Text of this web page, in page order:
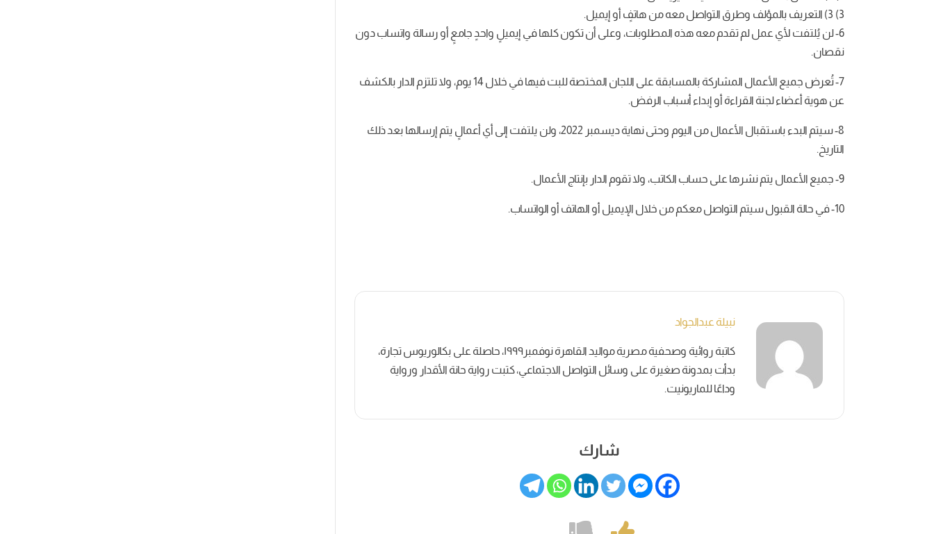
3) 3) التعريف بالمؤلف وطرق التواصل معه من هاتفٍ أو إيميل.
6- لن يُلتفت لأي عمل لم تقدم معه هذه المطلوبات، وعلى أن تكون كلها في إيميلٍ واحدٍ جامعٍ أو رسالة واتساب دون
نقصان.
7- تُعرض جميع الأعمال المشاركة بالمسابقة على اللجان المختصة للبت فيها في خلال 14 يوم، ولا تلتزم الدار بالكشف
عن هوية أعضاء لجنة القراءة أو إبداء أسباب الرفض.
8- سيتم البدء باستقبال الأعمال من اليوم وحتى نهاية ديسمبر 2022، ولن يلتفت إلى أي أعمالٍ يتم إرسالها بعد ذلك
التاريخ.
9- جميع الأعمال يتم نشرها على حساب الكاتب، ولا تقوم الدار بإنتاج الأعمال.
10- في حالة القبول سيتم التواصل معكم من خلال الإيميل أو الهاتف أو الواتساب.
نبيلة عبدالجواد
كاتبة روائية وصحفية مصرية مواليد القاهرة نوفمبر١٩٩٩، حاصلة على بكالوريوس تجارة،
بدأت بمدونة صغيرة على وسائل التواصل الاجتماعي، كتبت رواية حانة الأقدار ورواية
وداعًا للماريونيت.
شارك